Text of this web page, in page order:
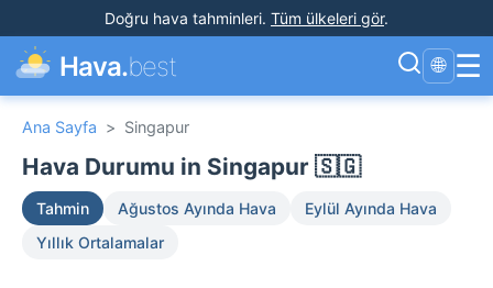
Doğru hava tahminleri. Tüm ülkeleri gör.
Hava.best 🌐 ☰
Ana Sayfa > Singapur
Hava Durumu in Singapur 🇸🇬
Tahmin Ağustos Ayında Hava
Eylül Ayında Hava
Yıllık Ortalamalar